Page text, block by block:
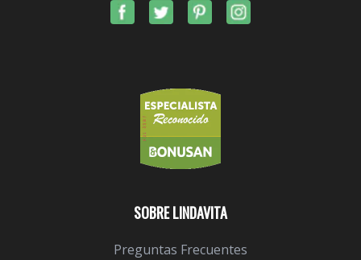
SOBRE LINDAVITA
Preguntas Frecuentes